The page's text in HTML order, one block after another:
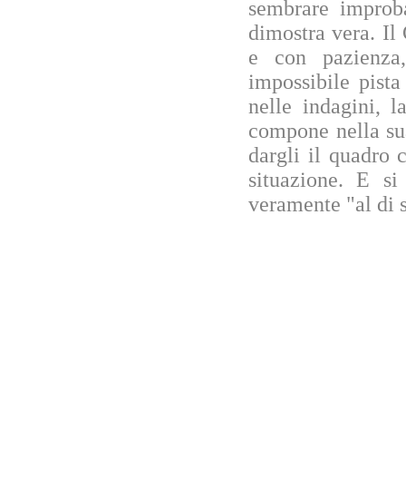
sembrare
dimostra vera. Il
e con
impossibile
nelle indagini,
compone nella
dargli il quadro
situazione. E
veramente "al di